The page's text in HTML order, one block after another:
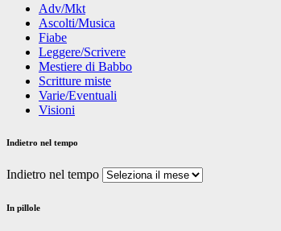
Adv/Mkt
Ascolti/Musica
Fiabe
Leggere/Scrivere
Mestiere di Babbo
Scritture miste
Varie/Eventuali
Visioni
Indietro nel tempo
Indietro nel tempo
In pillole